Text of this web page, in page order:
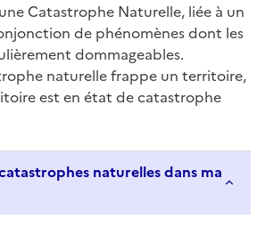
Catastrophe Naturelle, liée à un
de phénomènes dont les
dommageables.
naturelle frappe un territoire,
est en état de catastrophe
naturelles dans ma